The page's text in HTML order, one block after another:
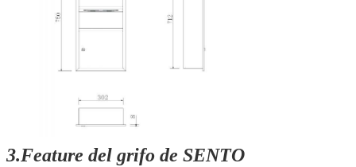
3.Feature del grifo de SENTO